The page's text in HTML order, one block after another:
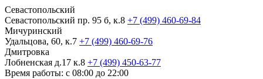
Севастопольский
Севастопольский пр. 95 б, к.8 +7 (499) 460-69-84
Мичуринский
Удальцова, 60, к.7 +7 (499) 460-69-76
Дмитровка
Лобненская д.17 к.8 +7 (499) 450-63-77
Время работы: с 08:00 до 22:00